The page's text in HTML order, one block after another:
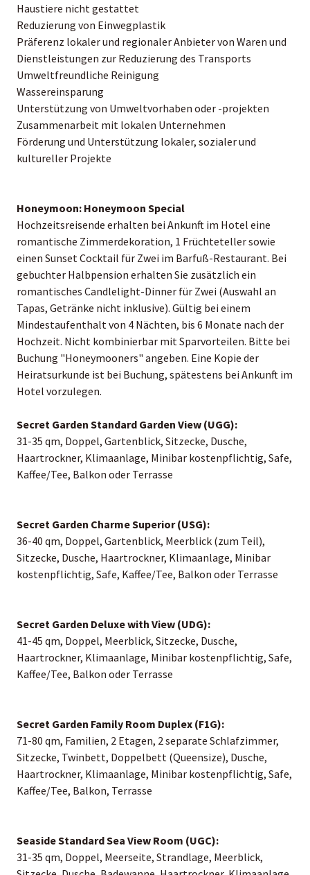
Haustiere nicht gestattet
Reduzierung von Einwegplastik
Präferenz lokaler und regionaler Anbieter von Waren und
Dienstleistungen zur Reduzierung des Transports
Umweltfreundliche Reinigung
Wassereinsparung
Unterstützung von Umweltvorhaben oder -projekten
Zusammenarbeit mit lokalen Unternehmen
Förderung und Unterstützung lokaler, sozialer und
kultureller Projekte
Honeymoon: Honeymoon Special
Hochzeitsreisende erhalten bei Ankunft im Hotel eine
romantische Zimmerdekoration, 1 Früchteteller sowie
einen Sunset Cocktail für Zwei im Barfuß-Restaurant. Bei
gebuchter Halbpension erhalten Sie zusätzlich ein
romantisches Candlelight-Dinner für Zwei (Auswahl an
Tapas, Getränke nicht inklusive). Gültig bei einem
Mindestaufenthalt von 4 Nächten, bis 6 Monate nach der
Hochzeit. Nicht kombinierbar mit Sparvorteilen. Bitte bei
Buchung "Honeymooners" angeben. Eine Kopie der
Heiratsurkunde ist bei Buchung, spätestens bei Ankunft im
Hotel vorzulegen.
Secret Garden Standard Garden View (UGG):
31-35 qm, Doppel, Gartenblick, Sitzecke, Dusche,
Haartrockner, Klimaanlage, Minibar kostenpflichtig, Safe,
Kaffee/Tee, Balkon oder Terrasse
Secret Garden Charme Superior (USG):
36-40 qm, Doppel, Gartenblick, Meerblick (zum Teil),
Sitzecke, Dusche, Haartrockner, Klimaanlage, Minibar
kostenpflichtig, Safe, Kaffee/Tee, Balkon oder Terrasse
Secret Garden Deluxe with View (UDG):
41-45 qm, Doppel, Meerblick, Sitzecke, Dusche,
Haartrockner, Klimaanlage, Minibar kostenpflichtig, Safe,
Kaffee/Tee, Balkon oder Terrasse
Secret Garden Family Room Duplex (F1G):
71-80 qm, Familien, 2 Etagen, 2 separate Schlafzimmer,
Sitzecke, Twinbett, Doppelbett (Queensize), Dusche,
Haartrockner, Klimaanlage, Minibar kostenpflichtig, Safe,
Kaffee/Tee, Balkon, Terrasse
Seaside Standard Sea View Room (UGC):
31-35 qm, Doppel, Meerseite, Strandlage, Meerblick,